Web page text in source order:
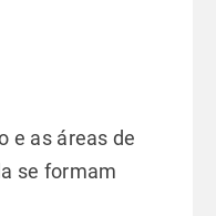
e as áreas de
se formam